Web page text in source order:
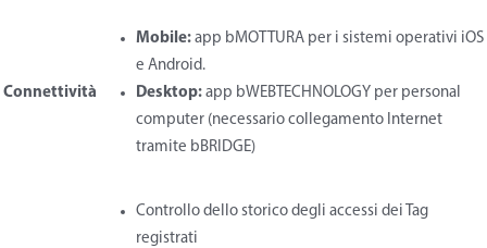
Connettività
Mobile:app bMOTTURA per i sistemi operativi iOS
e Android.
Desktop:app bWEBTECHNOLOGY per personal
computer (necessario collegamento Internet
tramite bBRIDGE)
Controllo dello storico degli accessi dei Tag
registrati